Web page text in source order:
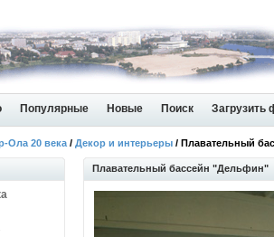
Популярные Новые Поиск Загрузить
Ола 20 века / Декор и интерьеры / Плавательный
Плавательный бассейн "Дельфин"